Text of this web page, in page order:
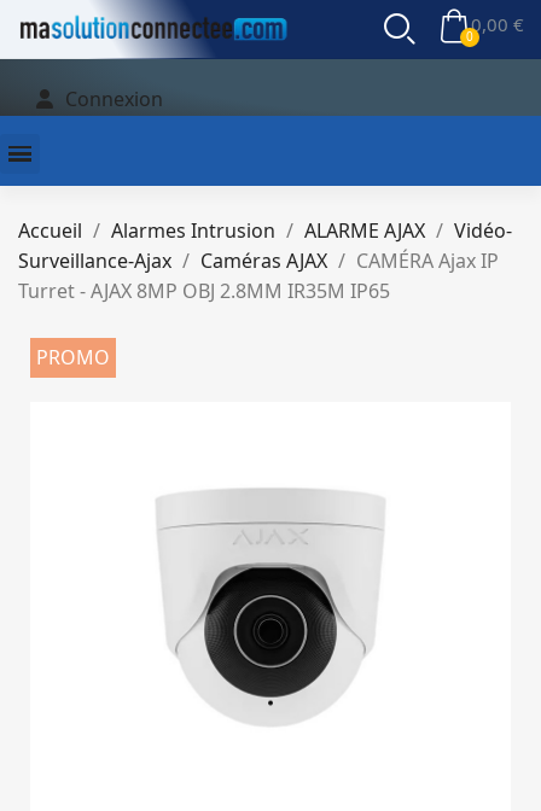
0,00 €
Connexion
Accueil Alarmes Intrusion ALARME AJAX
Vidéo-
Surveillance-Ajax
Caméras AJAX
CAMÉRA Ajax IP
Turret - AJAX 8MP OBJ 2.8MM IR35M IP65
PROMO